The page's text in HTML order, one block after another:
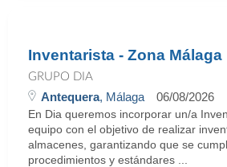
Inventarista - Zona Málaga
GRUPO DIA
Antequera, Málaga 06/08/2026
En Dia queremos incorporar un/a
equipo con el objetivo de realizar
almacenes, garantizando que se
procedimientos y estándares ...